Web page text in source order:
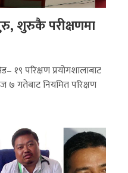
शुरुकै परीक्षणमा
१९ परिक्षण प्रयोगशालाबाट
७ गतेबाट नियमित परिक्षण